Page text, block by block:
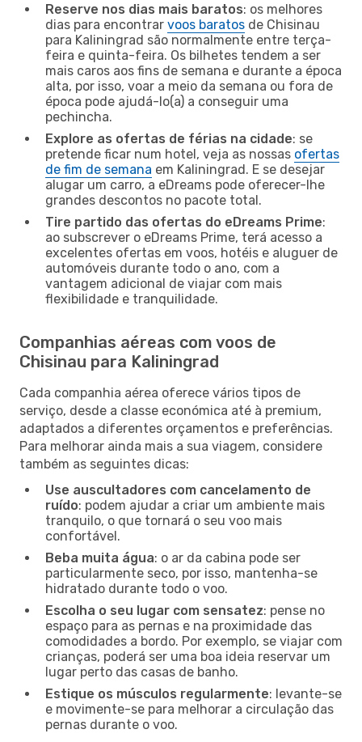
Reserve nos dias mais baratos: os melhores
dias para encontrar voos baratos de Chisinau
para Kaliningrad são normalmente entre terça-
feira e quinta-feira. Os bilhetes tendem a ser
mais caros aos fins de semana e durante a época
alta, por isso, voar a meio da semana ou fora de
época pode ajudá-lo(a) a conseguir uma
pechincha.
Explore as ofertas de férias na cidade: se
pretende ficar num hotel, veja as nossas ofertas
de fim de semana em Kaliningrad. E se desejar
alugar um carro, a eDreams pode oferecer-lhe
grandes descontos no pacote total.
Tire partido das ofertas do eDreams Prime:
ao subscrever o eDreams Prime, terá acesso a
excelentes ofertas em voos, hotéis e aluguer de
automóveis durante todo o ano, com a
vantagem adicional de viajar com mais
flexibilidade e tranquilidade.
Companhias aéreas com voos de
Chisinau para Kaliningrad
Cada companhia aérea oferece vários tipos de
serviço, desde a classe económica até à premium,
adaptados a diferentes orçamentos e preferências.
Para melhorar ainda mais a sua viagem, considere
também as seguintes dicas:
Use auscultadores com cancelamento de
ruído: podem ajudar a criar um ambiente mais
tranquilo, o que tornará o seu voo mais
confortável.
Beba muita água: o ar da cabina pode ser
particularmente seco, por isso, mantenha-se
hidratado durante todo o voo.
Escolha o seu lugar com sensatez: pense no
espaço para as pernas e na proximidade das
comodidades a bordo. Por exemplo, se viajar com
crianças, poderá ser uma boa ideia reservar um
lugar perto das casas de banho.
Estique os músculos regularmente: levante-se
e movimente-se para melhorar a circulação das
pernas durante o voo.